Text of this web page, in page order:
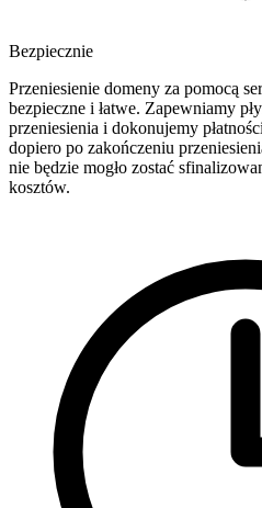
Bezpiecznie
Przeniesienie domeny za pomocą
bezpieczne i łatwe. Zapewniamy
przeniesienia i dokonujemy
dopiero po zakończeniu
nie będzie mogło zostać
kosztów.